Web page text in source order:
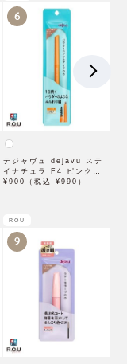
6
デジャヴュ dejavu ステ
イナチュラ F4 ピンクベー
ジュ【アイブロウ】【イミ
¥900（税込 ¥990）
ROU
9